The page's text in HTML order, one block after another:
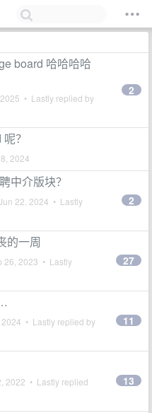
board 哈哈哈哈
• Lastly replied by
2
？
2024
中介版块？
22, 2024 • Lastly
2
的一周
26, 2023 • Lastly
27
• Lastly replied by 11
2022 • Lastly replied
13